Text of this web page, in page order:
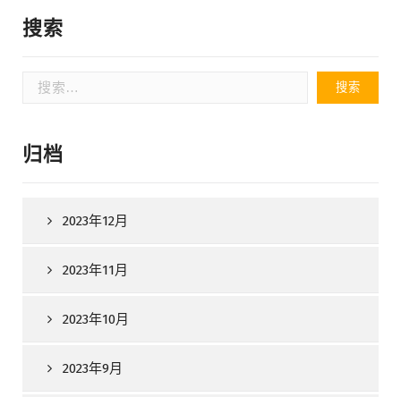
搜索
归档
2023年12月
2023年11月
2023年10月
2023年9月